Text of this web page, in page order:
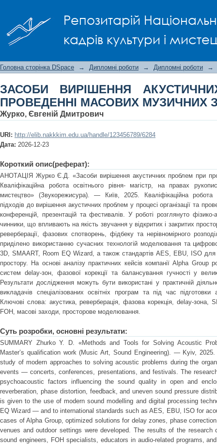
Репозитарій
кадрів культури і
МУЗИЧНИХ ЗАХОДІВ
Головна сторінка DSpace → Дипломні роботи → Дипломні роботи →
ЗАСОБИ ВИРІШЕННЯ
ПРОВЕДЕННІ МАСОВИХ МУЗИЧНИХ
Журко, Євгеній Дмитрович
URI: http://elib.nakkkim.edu.ua/handle/123456789/6284
Дата: 2026-12-23
Короткий опис(реферат):
АНОТАЦІЯ Журко Є.Д. «Засоби вирішення акустичних проблем при
Кваліфікаційна робота освітнього рівня- магістр, на правах
мистецтво» (Звукорежисура). — Київ, 2025. Кваліфікаційна
підходів до вирішення акустичних проблем у процесі організації та
конференцій, презентацій та фестивалів. У роботі розглянуто фізико-
чинники, що впливають на якість звучання у відкритих і закритих
реверберації, фазових спотворень, фідбеку та нерівномірного
приділено використанню сучасних технологій моделювання та
3D, SMAART, Room EQ Wizard, а також стандартів AES, EBU, ISO для
простору. На основі аналізу практичних кейсів компанії Alpha Group
систем delay-зон, фазової корекції та балансування гучності у
Результати дослідження можуть бути використані у практичній
викладачів спеціалізованих освітніх програм та під час
Ключові слова: акустика, реверберація, фазова корекція, delay-зона,
FOH, масові заходи, просторове моделювання.
Суть розробки, основні результати:
SUMMARY Zhurko Y. D. «Methods and Tools for Solving Acoustic
Master’s qualification work (Music Art, Sound Engineering). — Kyiv,
study of modern approaches to solving acoustic problems during the
events — concerts, conferences, presentations, and festivals. The
psychoacoustic factors influencing the sound quality in open and
reverberation, phase distortion, feedback, and uneven sound pressure
is given to the use of modern sound modelling and digital processing
EQ Wizard — and to international standards such as AES, EBU, ISO for
cases of Alpha Group, optimized solutions for delay zones, phase
venues and outdoor settings were developed. The results of the
sound engineers, FOH specialists, educators in audio-related programs,